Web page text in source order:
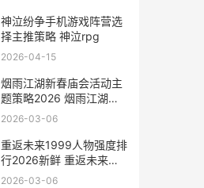
神泣纷争手机游戏阵营选
择主推策略 神泣rpg
2026-04-15
烟雨江湖新春庙会活动主
题策略2026 烟雨江湖新
春庙会小游戏
2026-03-06
重返未来1999人物强度排
行2026新鲜 重返未来
1999人物立绘高清
2026-03-06